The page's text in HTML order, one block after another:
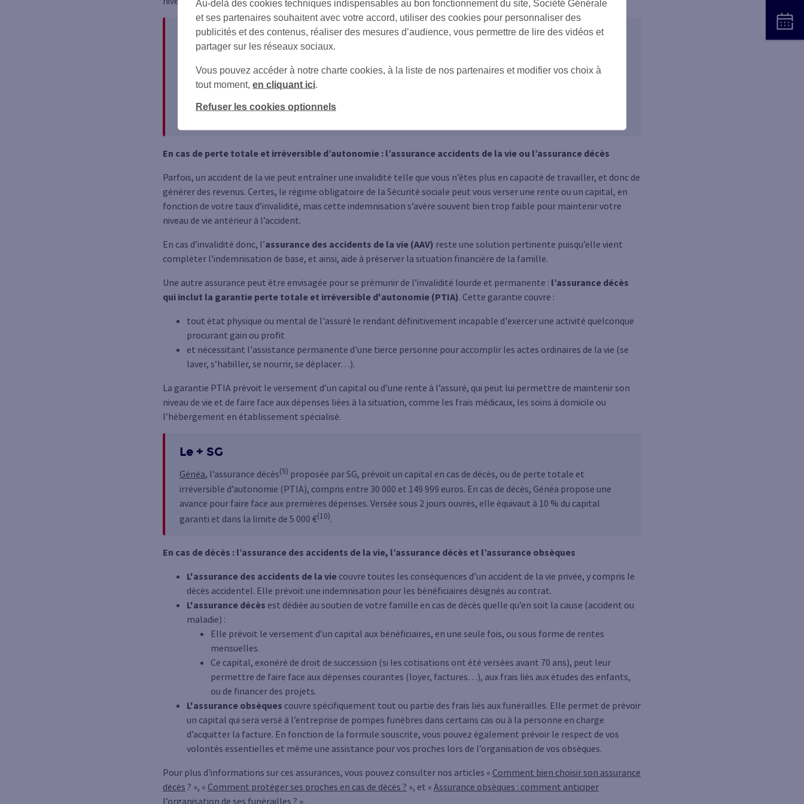
Le + SG
les membres de votre foyer sont protégés par un contrat unique, y compris à l’étranger(7). Selon la formule
choisie, une indemnisation allant jusqu’à 1 million d’euros
financières. Vous disposez aussi d’une assistance rapide en cas d’accident (accompagnement psychologique,
En cas de perte totale et irréversible d’autonomie : l’assurance accidents de la vie ou l’assurance décès
Parfois, un accident de la vie peut entraîner une invalidité telle que vous n’êtes plus en capacité de travailler, et donc de
générer des revenus. Certes, le régime obligatoire de la Sécurité sociale peut vous verser une rente ou un capital, en
fonction de votre taux d’invalidité, mais cette indemnisation s’avère souvent bien trop faible pour maintenir votre
niveau de vie antérieur à l’accident.
En cas d’invalidité donc, l’assurance des accidents de la vie (AAV) reste une solution pertinente puisqu’elle vient
compléter l’indemnisation de base, et ainsi, aide à préserver la situation financière de la famille.
Une autre assurance peut être envisagée pour se prémunir de l’invalidité lourde et permanente : l’assurance décès
qui inclut la garantie perte totale et irréversible d'autonomie (PTIA). Cette garantie couvre :
tout état physique ou mental de l'assuré le rendant définitivement incapable d'exercer une activité quelconque
procurant gain ou profit
et nécessitant l'assistance permanente d'une tierce personne pour accomplir les actes ordinaires de la vie (se
laver, s’habiller, se nourrir, se déplacer…).
La garantie PTIA prévoit le versement d’un capital ou d’une rente à l’assuré, qui peut lui permettre de maintenir son
niveau de vie et de faire face aux dépenses liées à la situation, comme les frais médicaux, les soins à domicile ou
l’hébergement en établissement spécialisé.
Le + SG
Généa, l’assurance décès(9) proposée par SG, prévoit un capital en cas de décès, ou de perte totale et
irréversible d’autonomie (PTIA), compris entre 30 000 et 149 999 euros. En cas de décès, Généa propose une
avance pour faire face aux premières dépenses. Versée sous 2 jours ouvrés, elle équivaut à 10 % du capital
garanti et dans la limite de 5 000 €(10).
En cas de décès : l’assurance des accidents de la vie, l’assurance décès et l’assurance obsèques
L'assurance des accidents de la vie couvre toutes les conséquences d’un accident de la vie privée, y compris le
décès accidentel. Elle prévoit une indemnisation pour les bénéficiaires désignés au contrat.
L'assurance décès est dédiée au soutien de votre famille en cas de décès quelle qu’en soit la cause (accident ou
maladie) :
Elle prévoit le versement d’un capital aux bénéficiaires, en une seule fois, ou sous forme de rentes
mensuelles.
Ce capital, exonéré de droit de succession (si les cotisations ont été versées avant 70 ans), peut leur
permettre de faire face aux dépenses courantes (loyer, factures…), aux frais liés aux études des enfants,
ou de financer des projets.
L'assurance obsèques couvre spécifiquement tout ou partie des frais liés aux funérailles. Elle permet de prévoir
un capital qui sera versé à l’entreprise de pompes funèbres dans certains cas ou à la personne en charge
d’acquitter la facture. En fonction de la formule souscrite, vous pouvez également prévoir le respect de vos
volontés essentielles et même une assistance pour vos proches lors de l’organisation de vos obsèques.
Pour plus d'informations sur ces assurances, vous pouvez consulter nos articles « Comment bien choisir son assurance
décès ? », « Comment protéger ses proches en cas de décès ? », et « Assurance obsèques : comment anticiper
l’organisation de ses funérailles ? ».
Au-delà des cookies techniques indispensables au bon fonctionnement du site, Société Générale
et ses partenaires souhaitent avec votre accord, utiliser des cookies pour personnaliser des
publicités et des contenus, réaliser des mesures d’audience, vous permettre de lire des vidéos et
partager sur les réseaux sociaux.
Vous pouvez accéder à notre charte cookies, à la liste de nos partenaires et modifier vos choix à
tout moment, en cliquant ici.
Refuser les cookies optionnels